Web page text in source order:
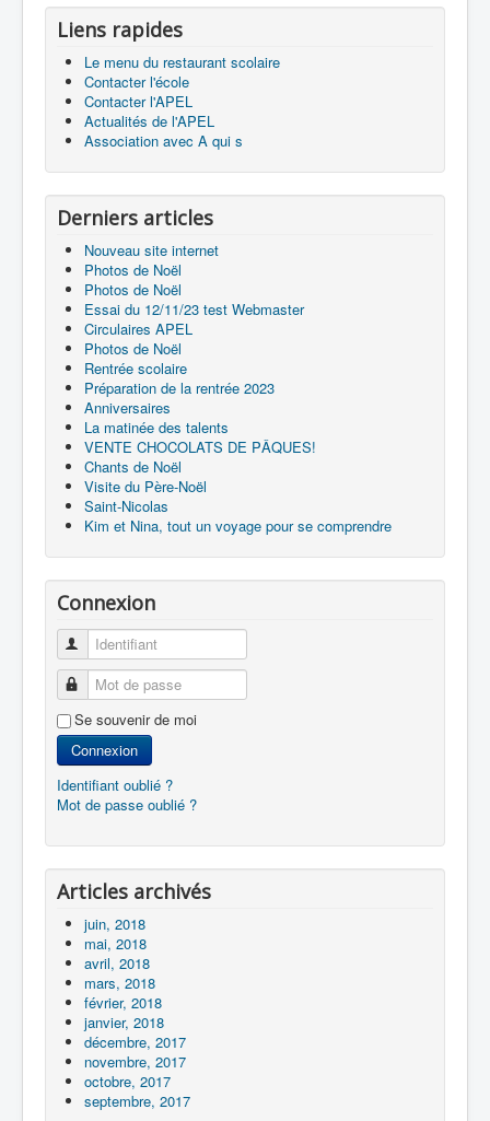
Liens rapides
Le menu du restaurant scolaire
Contacter l'école
Contacter l'APEL
Actualités de l'APEL
Association avec A qui s
Derniers articles
Nouveau site internet
Photos de Noël
Photos de Noël
Essai du 12/11/23 test Webmaster
Circulaires APEL
Photos de Noël
Rentrée scolaire
Préparation de la rentrée 2023
Anniversaires
La matinée des talents
VENTE CHOCOLATS DE PÂQUES!
Chants de Noël
Visite du Père-Noël
Saint-Nicolas
Kim et Nina, tout un voyage pour se comprendre
Connexion
Identifiant
Mot de passe
Se souvenir de moi
Connexion
Identifiant oublié ?
Mot de passe oublié ?
Articles archivés
juin, 2018
mai, 2018
avril, 2018
mars, 2018
février, 2018
janvier, 2018
décembre, 2017
novembre, 2017
octobre, 2017
septembre, 2017